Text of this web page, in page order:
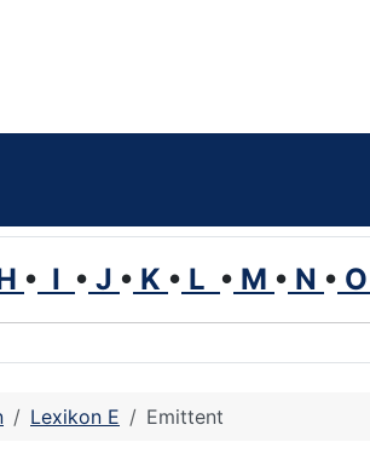
• I • J • K • L • M • N • O
Lexikon E Emittent